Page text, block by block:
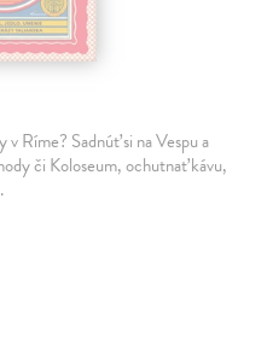
v Ríme? Sadnúť si na Vespu a
či Koloseum, ochutnať kávu,